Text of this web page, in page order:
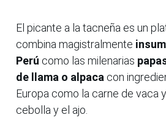
El picante a la tacneña es un
combina magistralmente
Perú como las milenarias
de llama o alpaca con
Europa como la carne de vaca
cebolla y el ajo.